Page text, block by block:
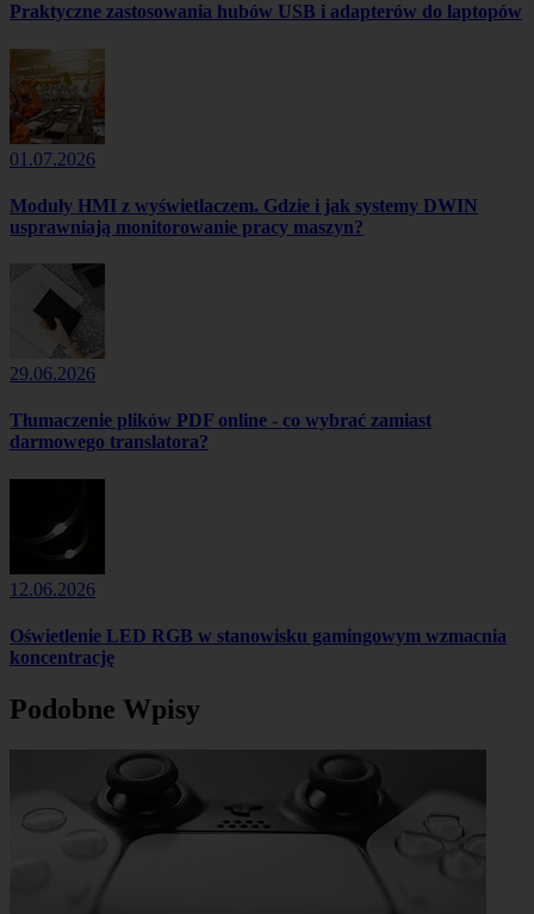
Praktyczne zastosowania hubów USB i adapterów do laptopów
01.07.2026
Moduły HMI z wyświetlaczem. Gdzie i jak systemy DWIN
usprawniają monitorowanie pracy maszyn?
29.06.2026
Tłumaczenie plików PDF online - co wybrać zamiast
darmowego translatora?
12.06.2026
Oświetlenie LED RGB w stanowisku gamingowym wzmacnia
koncentrację
Podobne Wpisy